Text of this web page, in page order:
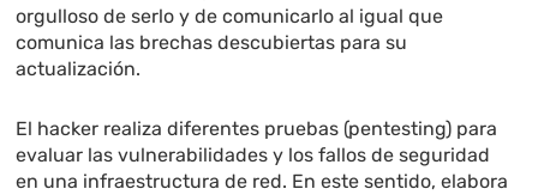
orgulloso de serlo y de comunicarlo al igual que
comunica las brechas descubiertas para su
actualización.
El hacker realiza diferentes pruebas (pentesting) para
evaluar las vulnerabilidades y los fallos de seguridad
en una infraestructura de red. En este sentido, elabora